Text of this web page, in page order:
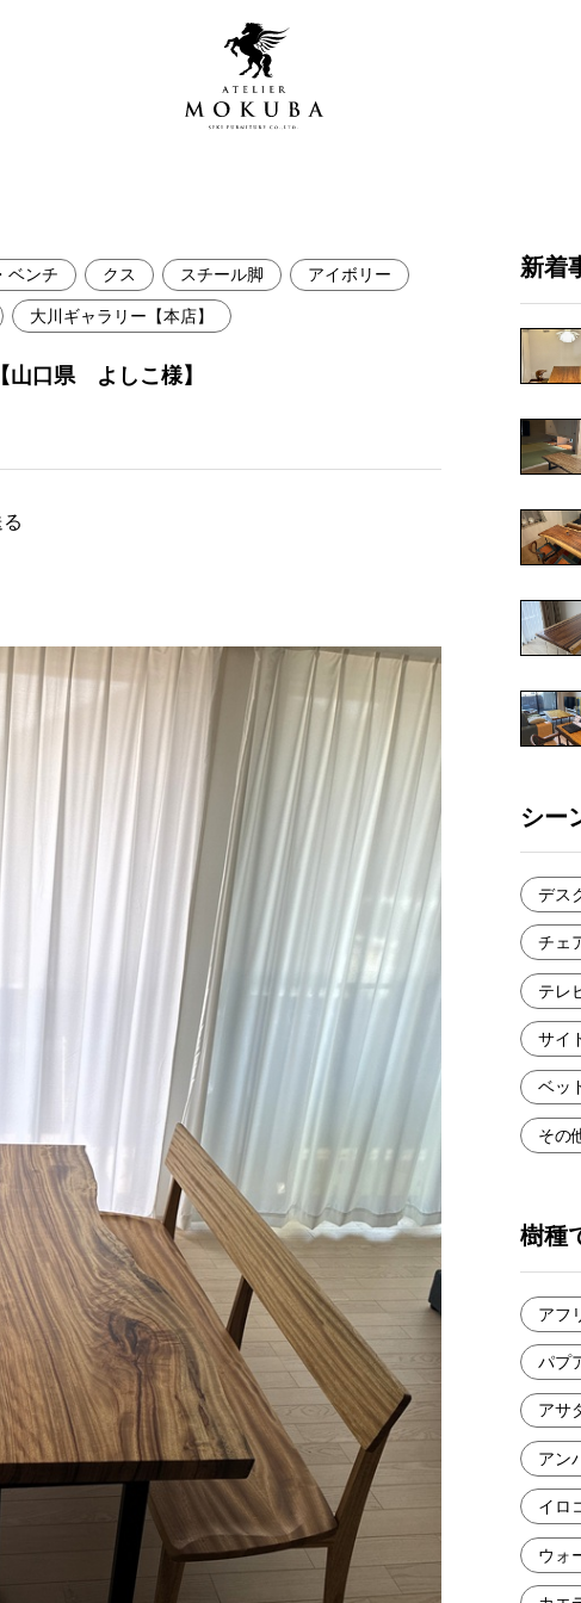
ギャラリー
ウトレット取扱店】
ギャラリー【本店】
神ギャラリー
式オンラインストア
WEBカタログ
全商品一覧
納品事例（店舗・オフィス）
INFORMATION
NEWS
EVENT
BLOG
メディア美術協力実績
ベンチ クス スチール脚 アイボリー
大川ギャラリー【本店】
山口県 よしこ様】
新着
シー
デス
チェ
テレ
サイ
ベッ
その
樹種
アフ
パプ
アサ
アン
イロ
ウォ